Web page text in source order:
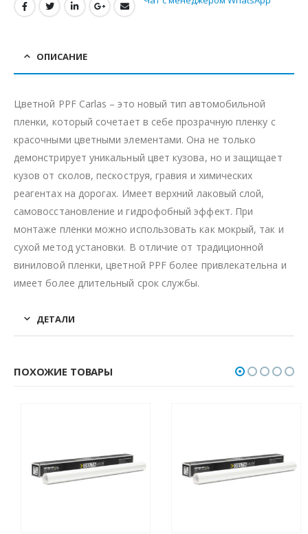
ОПИСАНИЕ
Цветной PPF Carlas – это новый тип автомобильной
пленки, который сочетает в себе прозрачную пленку с
красочными цветными элементами. Она не только
демонстрирует уникальный цвет кузова, но и защищает
кузов от сколов, пескоструя, гравия и химических
реагентах на дорогах. Имеет верхний лаковый слой,
самовосстановление и гидрофобный эффект. При
монтаже пленки можно использовать как мокрый, так и
сухой метод установки. В отличие от традиционной
виниловой пленки, цветной PPF более привлекательна и
имеет более длительный срок службы.
ДЕТАЛИ
ПОХОЖИЕ ТОВАРЫ